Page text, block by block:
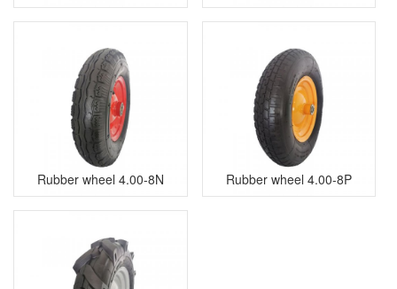
Rubber wheel 4.00-8N Rubber wheel 4.00-8P